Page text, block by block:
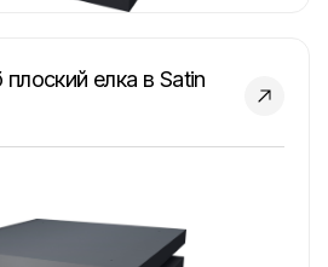
елка в Satin